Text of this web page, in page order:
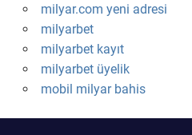
milyar.com yeni adresi
milyarbet
milyarbet kayıt
milyarbet üyelik
mobil milyar bahis